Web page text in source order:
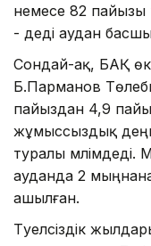
немесе 82 пайызы
- деді аудан
Сондай-ақ, БАҚ
Б.Парманов
пайыздан 4,9
жұмыссыздық
туралы мәлімдеді.
ауданда 2
ашылған.
Тәуелсіздік